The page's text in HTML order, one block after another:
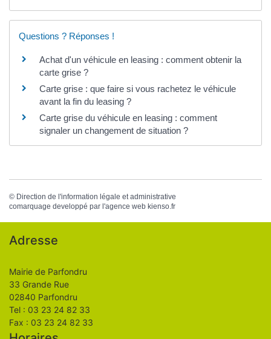
Questions ? Réponses !
Achat d'un véhicule en leasing : comment obtenir la
carte grise ?
Carte grise : que faire si vous rachetez le véhicule
avant la fin du leasing ?
Carte grise du véhicule en leasing : comment
signaler un changement de situation ?
© Direction de l'information légale et administrative
comarquage developpé par l'agence web kienso.fr
Adresse
Mairie de Parfondru
33 Grande Rue
02840 Parfondru
Tel : 03 23 24 82 33
Fax : 03 23 24 82 33